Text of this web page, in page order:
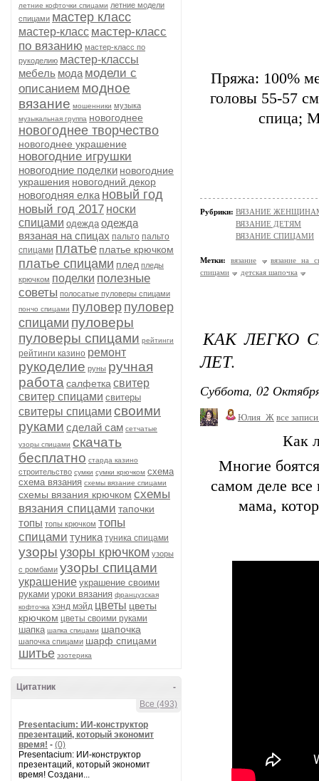
летние кофточки спицами летние модели
спицами мастер класс
мастер-класс мастер-класс
по вязанию мастер-класс по
рукоделию мастер-классы
мебель мода модели с
описанием модное
вязание мошенники музыка
музыкальная группа новогоднее
новогоднее творчество
новогоднее украшение
новогодние игрушки
новогодние поделки новогодние
украшения новогодний декор
новогодняя елка новый год
новый год 2017 носки
спицами одежда одежда
вязаная на спицах пальто пальто
спицами платье платье крючком
платье спицами плед пледы
крючком поделки полезные
советы полосатые пуловеры спицами
пончо спицами пуловер пуловер
спицами пуловеры
пуловеры спицами рейтинги
рейтинги казино ремонт
рукоделие руны ручная
работа салфетка свитер
свитер спицами свитеры
свитеры спицами своими
руками сделай сам сетчатые
узоры спицами скачать
бесплатно старда казино
строительство сумки сумки крючком схема
схема вязания схемы вязание спицами
схемы вязания крючком схемы
вязания спицами тапочки
топы топы крючком топы
спицами туника туника спицами
узоры узоры крючком узоры
с ромбами узоры спицами
украшение украшение своими
руками уроки вязания французская
кофточка хэнд мэйд цветы цветы
крючком цветы своими руками
шапка шапка спицами шапочка
шапочка спицами шарф спицами
шитье эзотерика
-
Цитатник
Все (493)
Presentacium: ИИ‑конструктор
презентаций, который экономит
время! - (0)
Presentacium: ИИ‑конструктор
презентаций, который экономит
время! Создани...
Пряжа: 100%
головы 55-57
спица;
Рубрики: ВЯЗАНИЕ ЖЕНЩИНАМ/
ВЯЗАНИЕ ДЕТЯМ
ВЯЗАНИЕ СПИЦАМИ
Метки: вязание
вязание на
спицами
детская шапочка
КАК ЛЕГКО
ЛЕТ.
Суббота, 02
Юлия_Ж все
Как
Многие
самом деле все
мама,